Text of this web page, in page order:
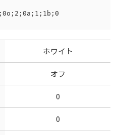
ホワイト
オフ
0
0